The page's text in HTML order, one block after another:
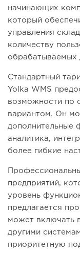
начинающих
который
управления
количеству
обрабатываемых
Стандартный
Yolka WMS
возможности по
вариантом. Он
дополнительные
аналитика,
более гибкие
предприятий,
уровень
предлагается
может включать
другими
приоритетную